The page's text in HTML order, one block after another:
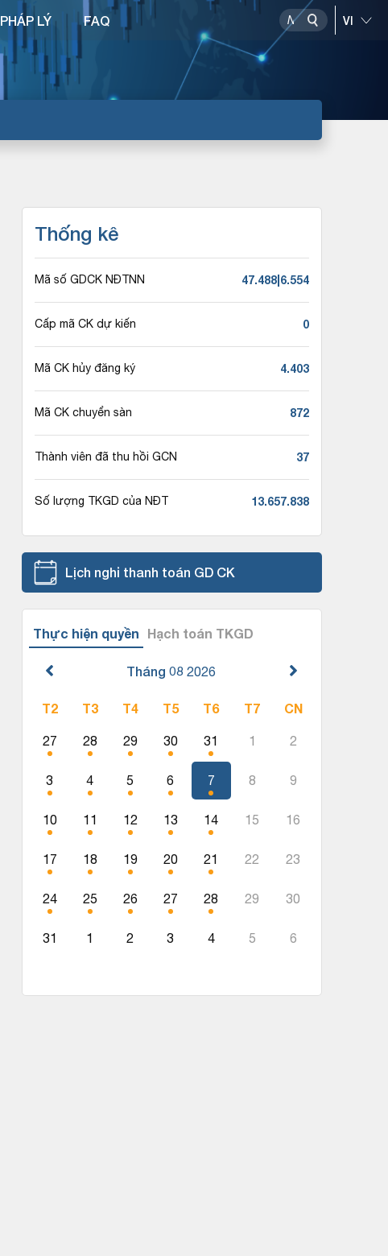
PHÁP LÝ FAQ
Thống kê
Mã số GDCK NĐTNN 47.488|6.554
Cấp mã CK dự kiến 0
Mã CK hủy đăng ký 4.403
Mã CK chuyển sàn 872
Thành viên đã thu hồi GCN 37
Số lượng TKGD của NĐT 13.657.838
Lịch nghỉ thanh toán GD CK
Thực hiện quyền Hạch toán TKGD
Tháng 08 2026
T2 T3 T4 T5 T6 T7 CN
27 28 29 30 31 1 2
3 4 5 6 7 8 9
10 11 12 13 14 15 16
17 18 19 20 21 22 23
24 25 26 27 28 29 30
31 1 2 3 4 5 6